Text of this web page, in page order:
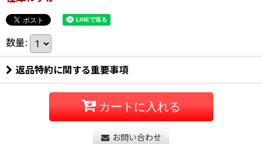
数量:
返品特約に関する重要事項
カートに入れる
お問い合わせ